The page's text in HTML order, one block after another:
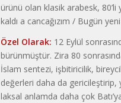
ürünü olan klasik arabesk, 80’li
kaldı a cancağızım / Bugün
Özel Olarak: 12 Eylül
bürünmüştür. Zira 80
İslam sentezi, işbitiricilik,
değerleri daha da gericileştirip,
laksal anlamda daha çok